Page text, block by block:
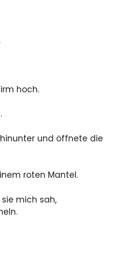
hoch.
und öffnete die
roten Mantel.
mich sah,